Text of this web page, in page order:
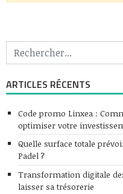
ARTICLES RÉCENTS
Code promo Linxea :
optimiser votre
Quelle surface totale
Padel ?
Transformation digitale
laisser sa trésorerie